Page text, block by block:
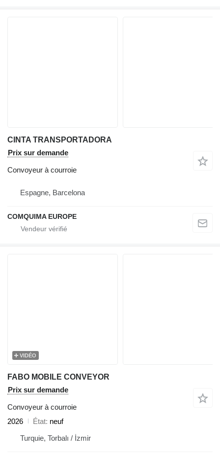
CINTA TRANSPORTADORA
Prix sur demande
Convoyeur à courroie
Espagne, Barcelona
COMQUIMA EUROPE
VIDÉO
FABO MOBILE CONVEYOR
Prix sur demande
Convoyeur à courroie
2026
État neuf
Turquie, Torbalı / İzmir